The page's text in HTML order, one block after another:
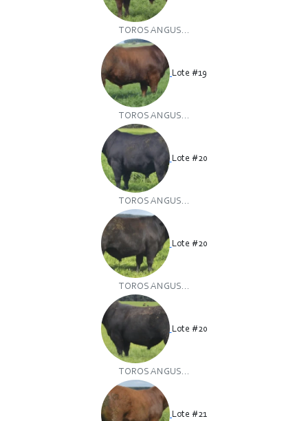
TOROS ANGUS...
Lote #19
TOROS ANGUS...
Lote #20
TOROS ANGUS...
Lote #20
TOROS ANGUS...
Lote #20
TOROS ANGUS...
Lote #21